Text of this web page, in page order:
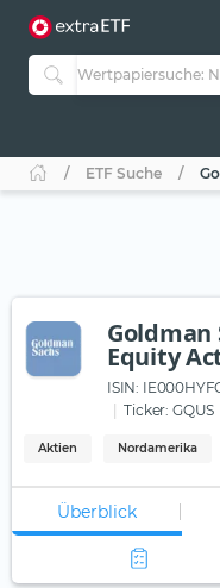
ETF Suche
Goldman
Equity
ISIN:
Ticker: GQUS
Aktien Nordamerika
Überblick